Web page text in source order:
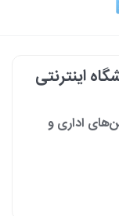
اینترنتی
اداری و
بهره‌وری خود به
و قابل اعتماد یک